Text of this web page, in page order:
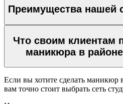
Стрижки
Стрижки
Стрижки
Стрижки
Стрижка
Преимущества нашей
Что своим клиентам
маникюра в
Если вы хотите сделать
вам точно стоит выбрать сеть